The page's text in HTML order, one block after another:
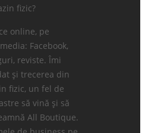
fizic?
online, pe
Facebook,
reviste. Îmi
și trecerea din
fizic, un fel de
să vină și să
All Boutique.